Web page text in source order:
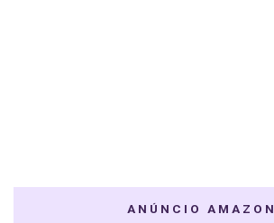
ANÚNCIO AMAZON